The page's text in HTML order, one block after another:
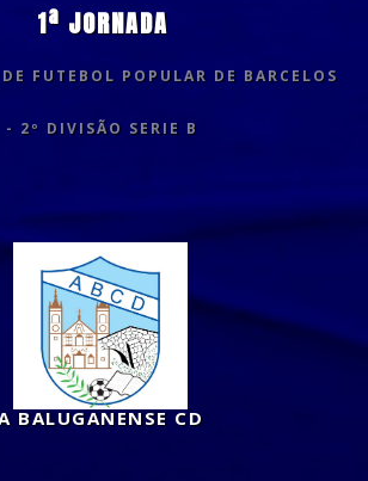
1ª JORNADA
FUTEBOL POPULAR DE BARCELOS
- 2º DIVISÃO SERIE B
BALUGANENSE CD